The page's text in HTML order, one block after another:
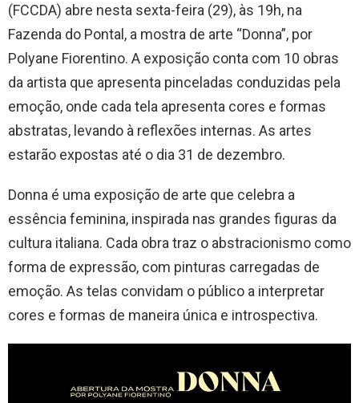
(FCCDA) abre nesta sexta-feira (29), às 19h, na
Fazenda do Pontal, a mostra de arte “Donna”, por
Polyane Fiorentino. A exposição conta com 10 obras
da artista que apresenta pinceladas conduzidas pela
emoção, onde cada tela apresenta cores e formas
abstratas, levando à reflexões internas. As artes
estarão expostas até o dia 31 de dezembro.
Donna é uma exposição de arte que celebra a
essência feminina, inspirada nas grandes figuras da
cultura italiana. Cada obra traz o abstracionismo como
forma de expressão, com pinturas carregadas de
emoção. As telas convidam o público a interpretar
cores e formas de maneira única e introspectiva.